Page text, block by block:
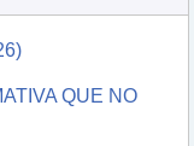
QUE NO